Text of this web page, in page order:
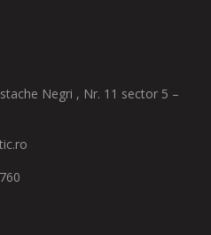
Negri , Nr. 11 sector 5 –